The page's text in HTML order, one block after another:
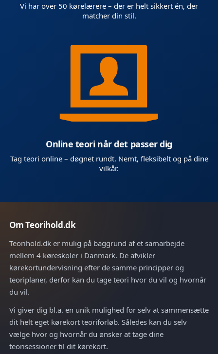
Vi har over 50 kørelærere – der er helt sikkert én, der
matcher din stil.
Online teori når det passer dig
Tag teori online – døgnet rundt. Nemt, fleksibelt og på dine
vilkår.
Om Teorihold.dk
Teorihold.dk er mulig på baggrund af et samarbejde
mellem 4 køreskoler i Danmark. De afvikler
kørekortundervisning efter de samme principper og
teoriplaner, derfor kan du tage teori hvor du vil og hvornår
du vil.
Vi giver dig bl.a. en unik mulighed for selv at sammensætte
dit helt eget kørekort teoriforløb. Således kan du selv
vælge hvor og hvornår du ønsker at tage dine
teorisessioner til dit kørekort.